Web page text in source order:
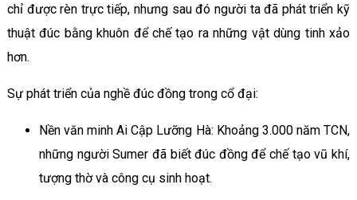
chỉ được rèn trực tiếp, nhưng sau đó người ta đã phát triển kỹ
thuật đúc bằng khuôn để chế tạo ra những vật dùng tinh xảo
hơn.
Sự phát triển của nghề đúc đồng trong cổ đại:
Nền văn minh Ai Cập Lưỡng Hà: Khoảng 3.000 năm TCN,
những người Sumer đã biết đúc đồng để chế tạo vũ khí,
tượng thờ và công cụ sinh hoạt.